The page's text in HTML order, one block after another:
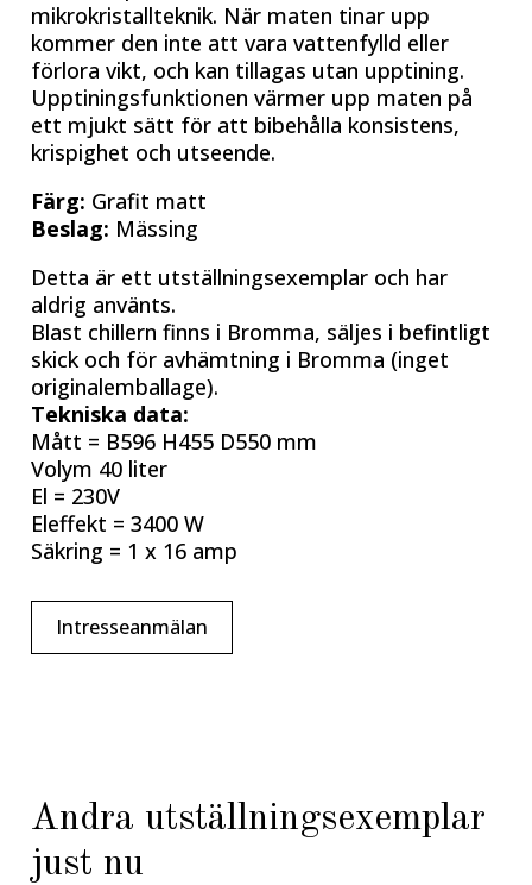
mikrokristallteknik. När maten tinar upp
kommer den inte att vara vattenfylld eller
förlora vikt, och kan tillagas utan upptining.
Upptiningsfunktionen värmer upp maten på
ett mjukt sätt för att bibehålla konsistens,
krispighet och utseende.
Färg: Grafit matt
Beslag: Mässing
Detta är ett utställningsexemplar och har
aldrig använts.
Blast chillern finns i Bromma, säljes i befintligt
skick och för avhämtning i Bromma (inget
originalemballage).
Tekniska data:
Mått = B596 H455 D550 mm
Volym 40 liter
El = 230V
Eleffekt = 3400 W
Säkring = 1 x 16 amp
Intresseanmälan
Andra utställningsexemplar
just nu